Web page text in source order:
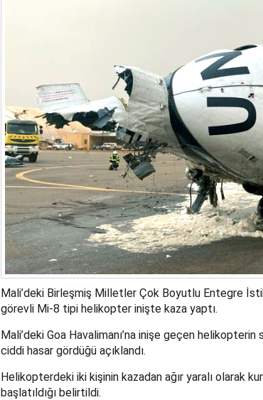
Mali’deki Birleşmiş Milletler Çok Boyutlu Entegre
görevli Mi-8 tipi helikopter inişte kaza yaptı.
Mali’deki Goa Havalimanı’na inişe geçen
ciddi hasar gördüğü açıklandı.
Helikopterdeki iki kişinin kazadan ağır yaralı olarak
başlatıldığı belirtildi.